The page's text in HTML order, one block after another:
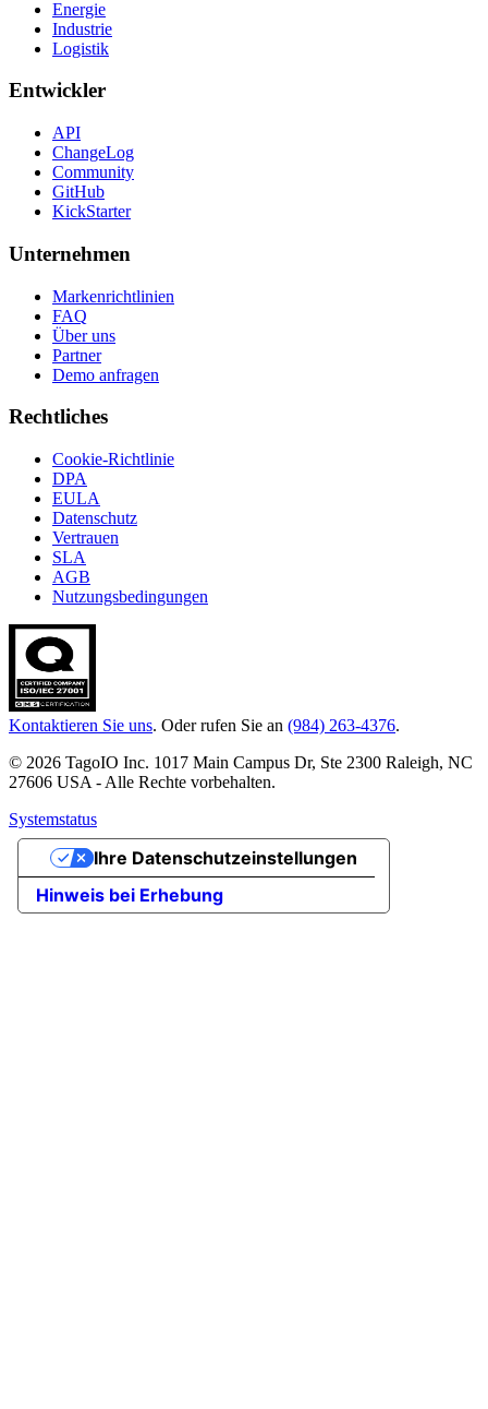
Energie
Industrie
Logistik
Entwickler
API
ChangeLog
Community
GitHub
KickStarter
Unternehmen
Markenrichtlinien
FAQ
Über uns
Partner
Demo anfragen
Rechtliches
Cookie-Richtlinie
DPA
EULA
Datenschutz
Vertrauen
SLA
AGB
Nutzungsbedingungen
Kontaktieren Sie uns. Oder rufen Sie an (984) 263-4376.
© 2026 TagoIO Inc. 1017 Main Campus Dr, Ste 2300 Raleigh, NC
27606 USA - Alle Rechte vorbehalten.
Systemstatus
Hinweis bei Erhebung
Ihre Datenschutzeinstellungen